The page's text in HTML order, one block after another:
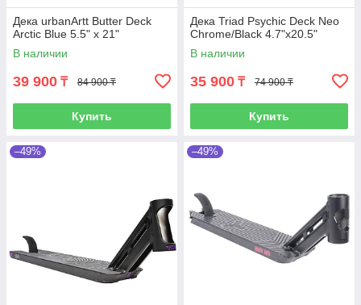
Дека urbanArtt Butter Deck
Arctic Blue 5.5" x 21"
В наличии
39 900 ₸ 84 900 ₸
Купить
Дека Triad Psychic Deck Neo
Chrome/Black 4.7"x20.5"
В наличии
35 900 ₸ 74 900 ₸
Купить
–49% –49%